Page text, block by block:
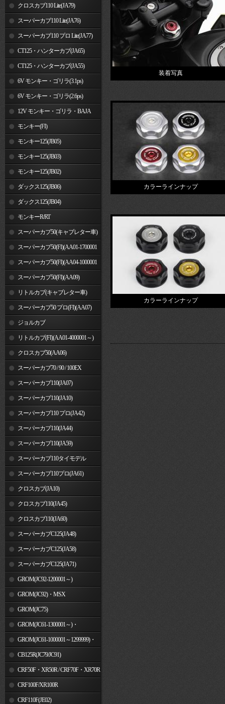
クロスカブ110 Lite(JA79)
スーパーカブ110 Lite(JA76)
スーパーカブ110 プロ Lite(JA77)
CT125・ハンターカブ(JA65)
CT125・ハンターカブ(JA55)
6V モンキー・ゴリラ(3.1ps)
6V モンキー・ゴリラ(2.6ps)
12V モンキー・ゴリラ・BAJA
モンキー(FI)
モンキー125(JB05)
モンキー125(JB03)
モンキー125(JB02)
ダックス125(JB06)
ダックス125(JB04)
モンキーR/RT
スーパーカブ50(キャブレター車)
スーパーカブ50(FI)(AA01-1700001
～) スーパーカブ50(FI)(AA04-1000001
～) スーパーカブ50(FI)(AA09)
リトルカブ(キャブレター車)
スーパーカブ50 プロ(FI)(AA07)
ジョルカブ
リトルカブ(FI)(AA01-4000001～)
クロスカブ50(AA06)
スーパーカブ70 / 90 / 100EX
スーパーカブ110(JA07)
スーパーカブ110(JA10)
スーパーカブ110 プロ(JA42)
スーパーカブ110(JA44)
スーパーカブ110(JA59)
スーパーカブ110タイモデル
(MLHJA56)
スーパーカブ110プロ(JA61)
クロスカブ(JA10)
クロスカブ110(JA45)
クロスカブ110(JA60)
スーパーカブC125(JA48)
スーパーカブC125(JA58)
スーパーカブC125(JA71)
GROM(JC92-1200001～)
GROM(JC92)・MSX
GROM(MLHJC92)
GROM(JC75)
GROM(JC61-1300001～)・
MSX125SF
GROM(JC61-1000001～1299999)・
MSX125CB125R(JC79/JC91)
CRF50F・XR50R / CRF70F・XR70R
CRF100F/XR100R
CRF110F(JE02)
装着写真
カラーラインナップ
カラーラインナップ